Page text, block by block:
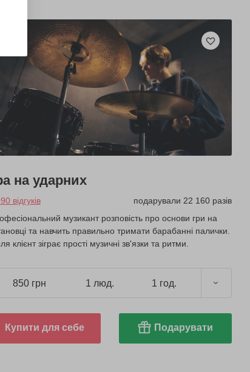
на ударних
відгуків
подарували 22 160 разів
музикант розповість про основи гри на
та навчить правильно тримати барабанні палички.
клієнт зіграє прості музичні зв'язки та ритми.
850 грн 1 люд. 1 год.
Купити для себе Подарувати